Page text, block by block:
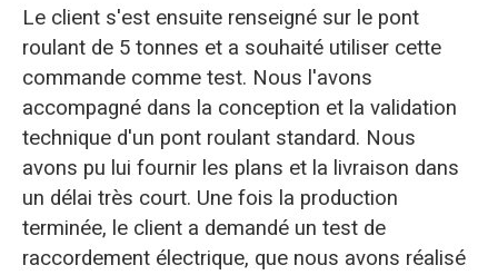
Le client s'est ensuite renseigné sur le pont
roulant de 5 tonnes et a souhaité utiliser cette
commande comme test. Nous l'avons
accompagné dans la conception et la validation
technique d'un pont roulant standard. Nous
avons pu lui fournir les plans et la livraison dans
un délai très court. Une fois la production
terminée, le client a demandé un test de
raccordement électrique, que nous avons réalisé